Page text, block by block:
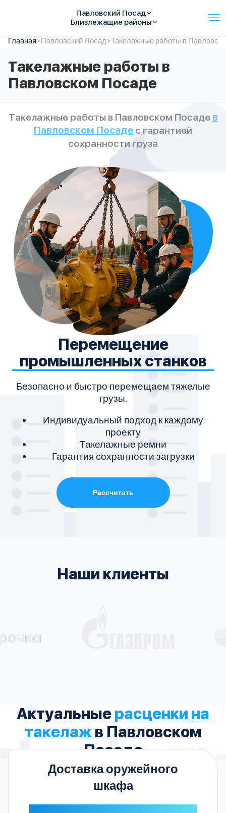
Павловский Посад
Близлежащие районы
Услуги
Автопарк
Тарифы
Акции
Контакты
Спецтехника
Главная>Павловский Посад>Такелажные работы в
Такелажные работы в
Павловском Посаде
Такелажные работы в Павловском Посаде в
Павловском Посаде с гарантией
сохранности груза
Перемещение
промышленных станков
Безопасно и быстро перемещаем тяжелые
грузы.
Индивидуальный подход к каждому
проекту
Такелажные ремни
Гарантия сохранности загрузки
Рассчитать
Наши клиенты
Актуальныерасценки на
такелаж в Павловском
Посаде
Доставка оружейного
шкафа